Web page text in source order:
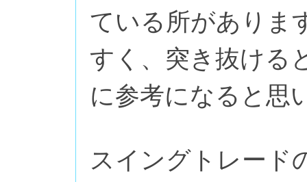
ている所がありま
すく、突き抜ける
に参考になると思
スイングトレード